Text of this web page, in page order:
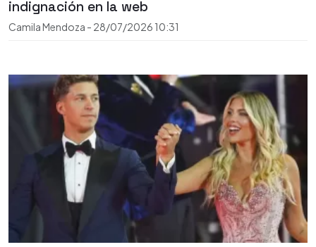
indignación en la web
Camila Mendoza - 28/07/2026 10:31